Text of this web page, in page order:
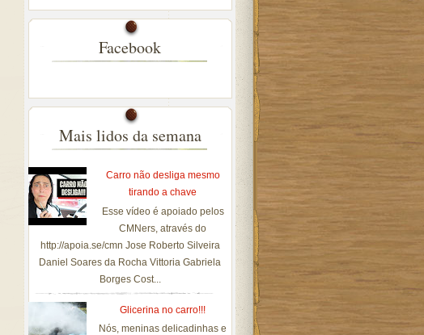
Facebook
Mais lidos da semana
Carro não desliga mesmo
tirando a chave
Esse vídeo é apoiado pelos
CMNers, através do
http://apoia.se/cmn Jose Roberto Silveira
Daniel Soares da Rocha Vittoria Gabriela
Borges Cost...
Glicerina no carro!!!
Nós, meninas delicadinhas e